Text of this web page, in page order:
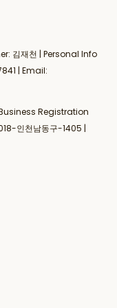
김재천 | Personal Info
| Email:
Business Registration
인천남동구-1405 |